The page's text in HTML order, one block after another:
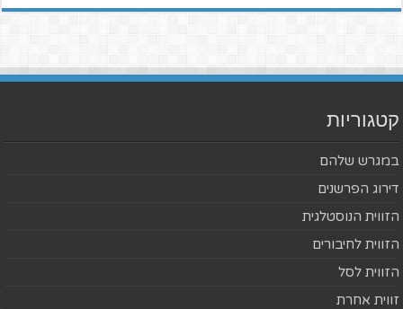
קטגוריות
במגרש שלהם
דירוג הפרשנים
הזווית הנוסטלגית
הזווית לחיבורים
הזווית לסל
זווית אחרת